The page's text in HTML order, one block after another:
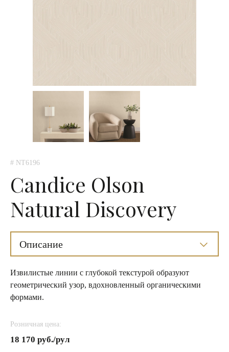
# NT6196
Candice Olson
Natural Discovery
Описание
Извилистые линии с глубокой текстурой образуют
геометрический узор, вдохновленный органическими
формами.
Розничная цена:
18 170 руб./рул